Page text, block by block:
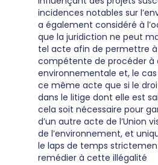
incidences notables sur
a également considéré à
que la juridiction ne peut
tel acte afin de permettre à
compétente de procéder à
environnementale et, le
ce même acte que si le
dans le litige dont elle est
cela soit nécessaire pour
d’un autre acte de l’Union
de l’environnement, et
le laps de temps
remédier à cette illégalité